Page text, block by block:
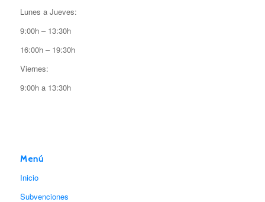
Lunes a Jueves:
9:00h – 13:30h
16:00h – 19:30h
Viernes:
9:00h a 13:30h
Menú
Inicio
Subvenciones